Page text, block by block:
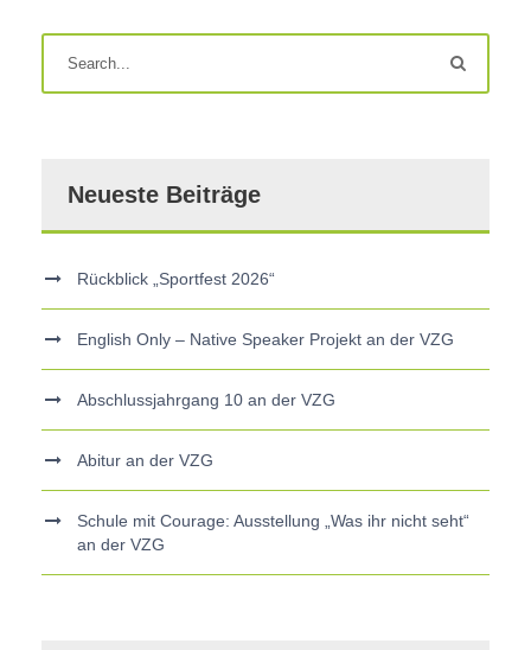
Neueste Beiträge
Rückblick „Sportfest 2026“
English Only – Native Speaker Projekt an der VZG
Abschlussjahrgang 10 an der VZG
Abitur an der VZG
Schule mit Courage: Ausstellung „Was ihr nicht seht“
an der VZG